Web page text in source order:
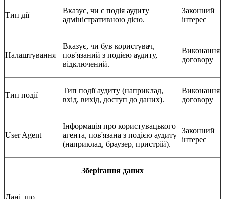
Тип дії
Вказує, чи є подія аудиту
адміністративною дією.
Законний
інтерес
Налаштування
Вказує, чи був користувач,
пов'язаний з подією аудиту,
відключений.
Виконання
договору
Тип події
Тип події аудиту (наприклад,
вхід, вихід, доступ до даних).
Виконання
договору
User Agent
Інформація про користувацького
агента, пов'язана з подією аудиту
(наприклад, браузер, пристрій).
Законний
інтерес
Зберігання даних